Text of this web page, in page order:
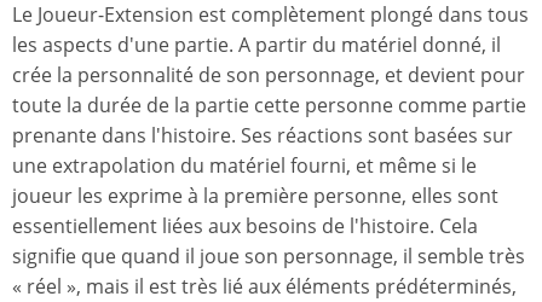
Le Joueur-Extension est complètement plongé dans tous
les aspects d'une partie. A partir du matériel donné, il
crée la personnalité de son personnage, et devient pour
toute la durée de la partie cette personne comme partie
prenante dans l'histoire. Ses réactions sont basées sur
une extrapolation du matériel fourni, et même si le
joueur les exprime à la première personne, elles sont
essentiellement liées aux besoins de l'histoire. Cela
signifie que quand il joue son personnage, il semble très
« réel », mais il est très lié aux éléments prédéterminés,